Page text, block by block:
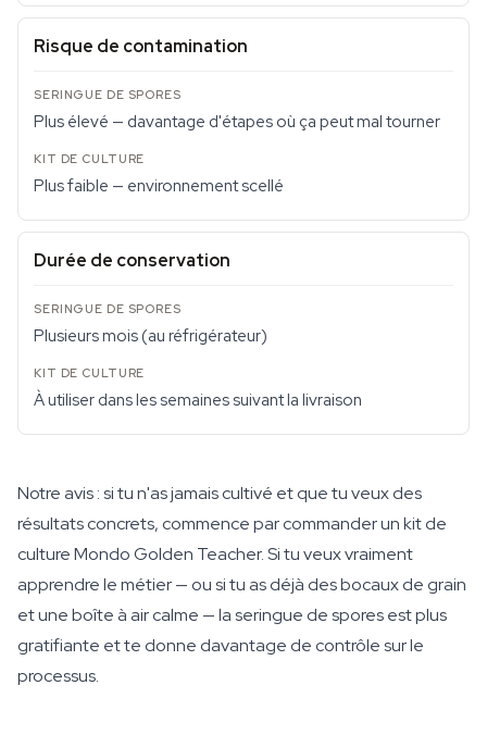
Risque de contamination
Plus élevé — davantage d'étapes où ça peut mal tourner
Plus faible — environnement scellé
Durée de conservation
Plusieurs mois (au réfrigérateur)
À utiliser dans les semaines suivant la livraison
Notre avis : si tu n'as jamais cultivé et que tu veux des
résultats concrets, commence par commander un kit de
culture Mondo Golden Teacher. Si tu veux vraiment
apprendre le métier — ou si tu as déjà des bocaux de grain
et une boîte à air calme — la seringue de spores est plus
gratifiante et te donne davantage de contrôle sur le
processus.